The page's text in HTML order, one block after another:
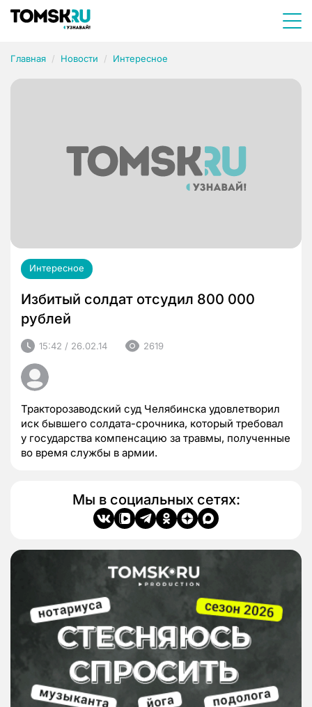
Главная Новости Интересное
Интересное
Избитый солдат отсудил 800 000
рублей
15:42 / 26.02.14 2619
Тракторозаводский суд Челябинска удовлетворил
иск бывшего солдата-срочника, который требовал
у государства компенсацию за травмы, полученные
во время службы в армии.
Мы в социальных сетях: